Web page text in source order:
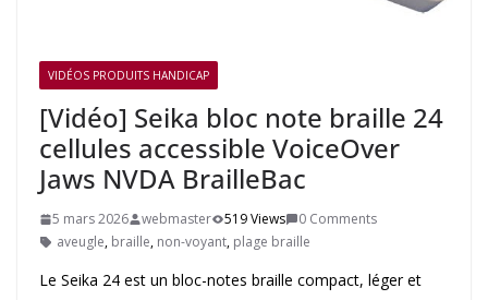
VIDÉOS PRODUITS HANDICAP
[Vidéo] Seika bloc note braille 24
cellules accessible VoiceOver
Jaws NVDA BrailleBac
5 mars 2026 webmaster 519 Views
0 Comments
aveugle, braille, non-voyant, plage braille
Le Seika 24 est un bloc-notes braille compact, léger et